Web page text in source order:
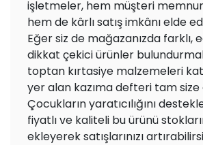
işletmeler, hem müşteri
hem de kârlı satış imkânı elde
Eğer siz de mağazanızda farklı,
dikkat çekici ürünler
toptan kırtasiye malzemeleri
yer alan kazıma defteri tam size
Çocukların yaratıcılığını
fiyatlı ve kaliteli bu ürünü
ekleyerek satışlarınızı